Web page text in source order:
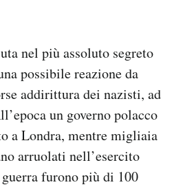
nel più assoluto segreto
possibile reazione da
addirittura dei nazisti, ad
un governo polacco
a Londra, mentre migliaia
arruolati nell’esercito
furono più di 100